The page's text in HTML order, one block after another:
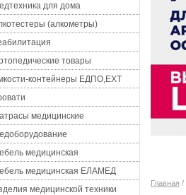
для дома
(алкометры)
товары
контейнеры ЕДПО,ЕХТ
медицинские
медицинская
медицинская ЕЛАМЕД
медицинской техники
Главная /